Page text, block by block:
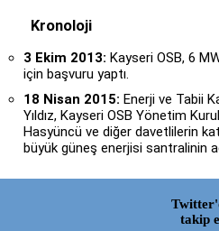
Kronoloji
3 Ekim 2013: Kayseri OSB, 6
için başvuru yaptı.
18 Nisan 2015: Enerji ve Tabii
Yıldız, Kayseri OSB Yönetim
Hasyüncü ve diğer davetlilerin
büyük güneş enerjisi santralinin
takip